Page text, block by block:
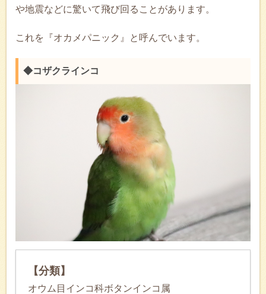
や地震などに驚いて飛び回ることがあります。
これを『オカメパニック』と呼んでいます。
◆コザクラインコ
【分類】
オウム目インコ科ボタンインコ属